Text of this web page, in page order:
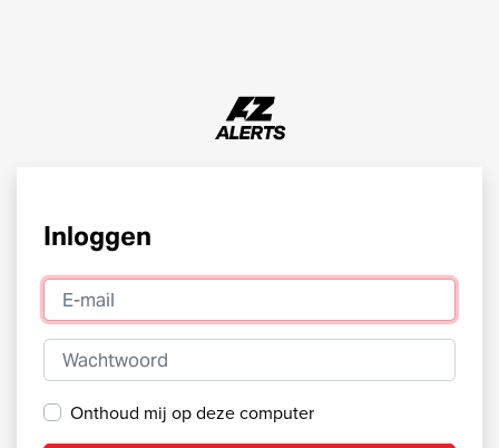
Inloggen
E-mail
Wachtwoord
Onthoud mij op deze computer